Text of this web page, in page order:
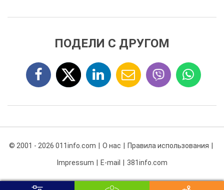
ПОДЕЛИ С ДРУГОМ
© 2001 - 2026 011info.com О нас Правила использования
Impressum E-mail 381info.com